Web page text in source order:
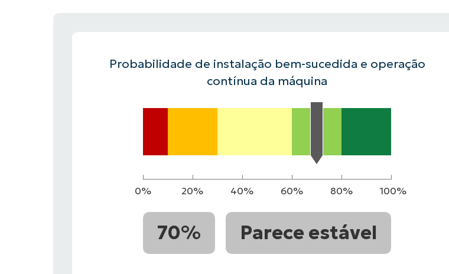
Probabilidade de instalação bem-sucedida e operação
contínua da máquina
0% 20% 40% 60% 80% 100%
70% Parece estável